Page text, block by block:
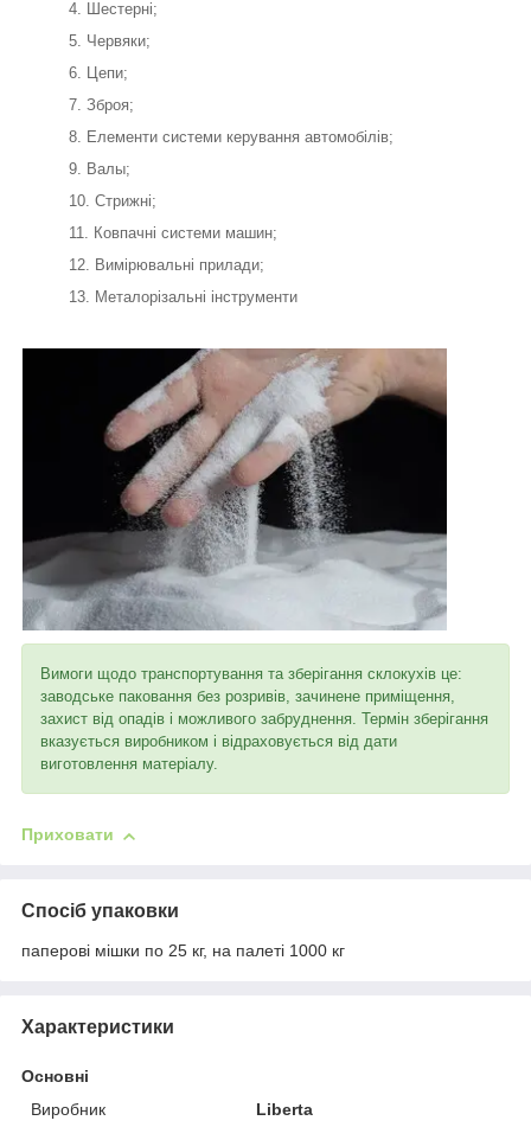
Шестерні;
Червяки;
Цепи;
Зброя;
Елементи системи керування автомобілів;
Валы;
Стрижні;
Ковпачні системи машин;
Вимірювальні прилади;
Металорізальні інструменти
Вимоги щодо транспортування та зберігання склокухів це:
заводське паковання без розривів, зачинене приміщення,
захист від опадів і можливого забруднення. Термін зберігання
вказується виробником і відраховується від дати
виготовлення матеріалу.
Приховати
Спосіб упаковки
паперові мішки по 25 кг, на палеті 1000 кг
Характеристики
Основні
Виробник
Liberta